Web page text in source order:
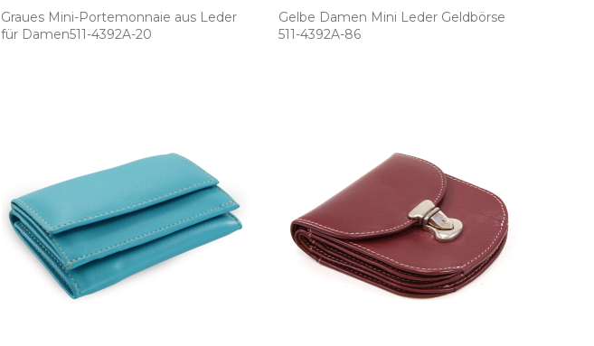
Graues Mini­-Portemonnaie aus Leder
für Damen511­-4392A­-20
Gelbe Damen Mini Leder Geldbörse
511­-4392A­-86